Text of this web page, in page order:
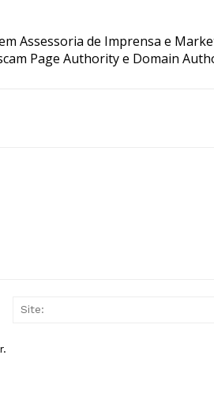
Assessoria de Imprensa e
Page Authority e Domain